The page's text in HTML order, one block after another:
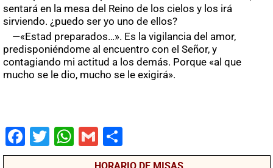
sentará en la mesa del Reino de los cielos y los irá
sirviendo. ¿puedo ser yo uno de ellos?
—«Estad preparados…». Es la vigilancia del amor,
predisponiéndome al encuentro con el Señor, y
contagiando mi actitud a los demás. Porque «al que
mucho se le dio, mucho se le exigirá».
Fac
ebo
Twit
ter
Wha
tsA
Gm
ail
mpa